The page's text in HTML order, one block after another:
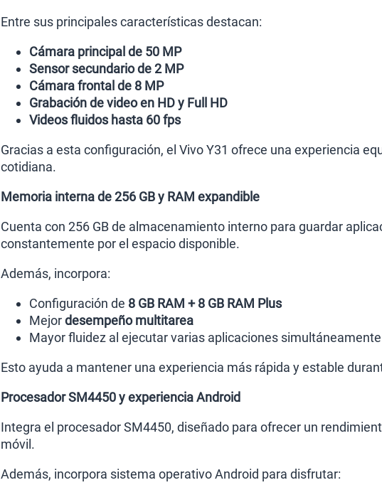
Entre sus principales características destacan:
Cámara principal de 50 MP
Sensor secundario de 2 MP
Cámara frontal de 8 MP
Grabación de video en HD y Full HD
Videos fluidos hasta 60 fps
Gracias a esta configuración, el Vivo Y31 ofrece una experiencia
cotidiana.
Memoria interna de 256 GB y RAM expandible
Cuenta con 256 GB de almacenamiento interno para guardar
constantemente por el espacio disponible.
Además, incorpora:
Configuración de 8 GB RAM + 8 GB RAM Plus
Mejordesempeño multitarea
Mayor fluidez al ejecutar varias aplicaciones simultáneamente
Esto ayuda a mantener una experiencia más rápida y estable
Procesador SM4450 y experiencia Android
Integra el procesador SM4450, diseñado para ofrecer un
móvil.
Además, incorpora sistema operativo Android para disfrutar: